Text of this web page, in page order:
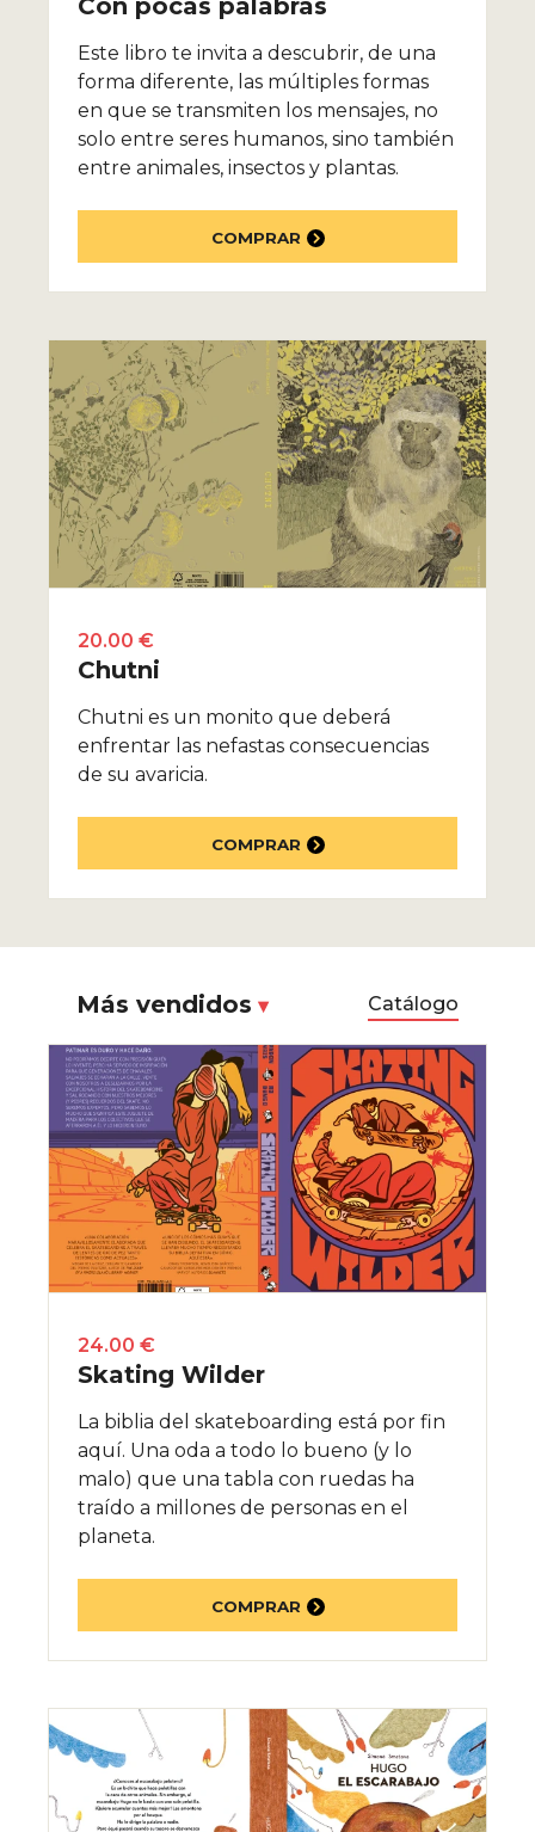
Este libro te invita a descubrir, de una
forma diferente, las múltiples formas
en que se transmiten los mensajes, no
solo entre seres humanos, sino también
entre animales, insectos y plantas.
COMPRAR
20.00 €
Chutni
Chutni es un monito que deberá
enfrentar las nefastas consecuencias
de su avaricia.
COMPRAR
Más vendidos Catálogo
24.00 €
Skating Wilder
La biblia del skateboarding está por fin
aquí. Una oda a todo lo bueno (y lo
malo) que una tabla con ruedas ha
traído a millones de personas en el
planeta.
COMPRAR